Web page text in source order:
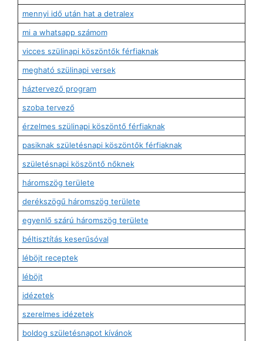
mennyi idő után hat a detralex
mi a whatsapp számom
vicces szülinapi köszöntők férfiaknak
megható szülinapi versek
háztervező program
szoba tervező
érzelmes szülinapi köszöntő férfiaknak
pasiknak születésnapi köszöntők férfiaknak
születésnapi köszöntő nőknek
háromszög területe
derékszögű háromszög területe
egyenlő szárú háromszög területe
béltisztítás keserűsóval
léböjt receptek
léböjt
idézetek
szerelmes idézetek
boldog születésnapot kívánok